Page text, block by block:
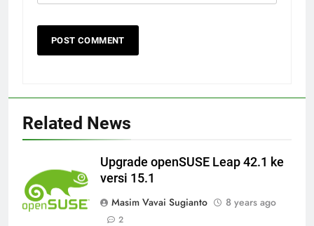
Related News
Upgrade openSUSE Leap 42.1 ke
versi 15.1
Masim Vavai Sugianto
8 years ago
2